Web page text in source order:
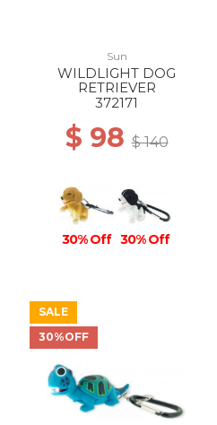
Sun
WILDLIGHT DOG
RETRIEVER
372171
$ 98$ 140
30% Off 30% Off
SALE
30%OFF